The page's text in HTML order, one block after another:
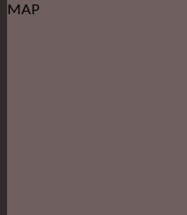
MAP